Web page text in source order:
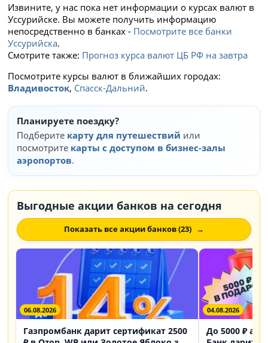
Извините, у нас пока нет информации о курсах валют в
Уссурийске. Вы можете получить информацию
непосредственно в банках - Посмотрите все банки
Уссурийска.
Смотрите также: Прогноз курса валют ЦБ РФ на завтра
Посмотрите курсы валют в ближайших городах:
Владивосток, Спасск-Дальний.
Планируете поездку?
Подберите карту для путешествий или
посмотрите карты с доступом в бизнес-залы
аэропортов.
Выгодные акции банков на сегодня
Показать все акции банков (23)
06.08.2026
Газпромбанк дарит сертификат 2500
04.08.2026
До 5000 ₽